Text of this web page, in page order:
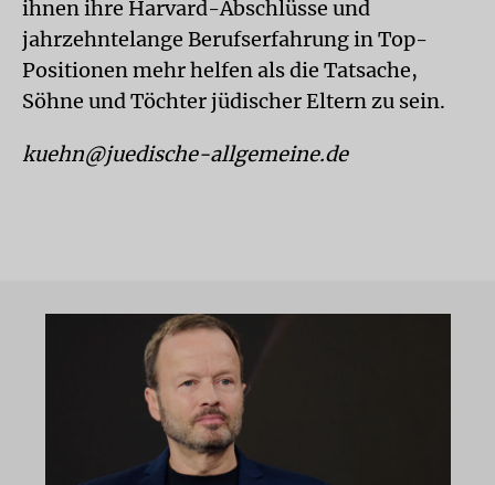
ihnen ihre Harvard-Abschlüsse und
jahrzehntelange Berufserfahrung in Top-
Positionen mehr helfen als die Tatsache,
Söhne und Töchter jüdischer Eltern zu sein.
kuehn@juedische-allgemeine.de